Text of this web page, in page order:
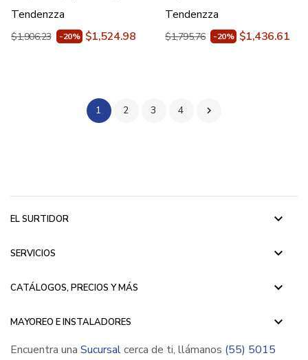
Tendenzza
$1,906.23 -20% $1,524.98
Tendenzza
$1,795.76 -20% $1,436.61
1 2 3 4 
EL SURTIDOR keyboard_arrow_down
SERVICIOS keyboard_arrow_down
CATÁLOGOS, PRECIOS Y MÁS keyboard_arrow_down
MAYOREO E INSTALADORES keyboard_arrow_down
Encuentra una Sucursalcerca de ti, llámanos (55) 5015